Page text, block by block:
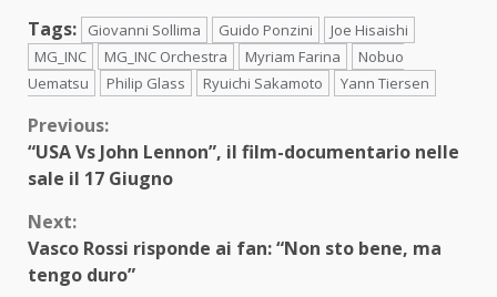
Tags:
Giovanni Sollima Guido Ponzini
Joe Hisaishi
MG_INC
MG_INC Orchestra Myriam Farina
Nobuo
Uematsu
Philip Glass Ryuichi Sakamoto Yann Tiersen
Continue
Reading
Previous:
“USA Vs John Lennon”, il film-documentario nelle
sale il 17 Giugno
Next:
Vasco Rossi risponde ai fan: “Non sto bene, ma
tengo duro”